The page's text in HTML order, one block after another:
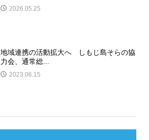
2026.05.25
地域連携の活動拡大へ しもじ島そらの協
力会、通常総...
2023.06.15